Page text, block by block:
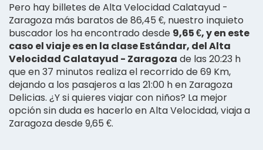
Pero hay billetes de Alta Velocidad Calatayud -
Zaragoza más baratos de 86,45 €, nuestro inquieto
buscador los ha encontrado desde 9,65 €, y en este
caso el viaje es en la clase Estándar, del Alta
Velocidad Calatayud - Zaragoza de las 20:23 h
que en 37 minutos realiza el recorrido de 69 Km,
dejando a los pasajeros a las 21:00 h en Zaragoza
Delicias. ¿Y si quieres viajar con niños? La mejor
opción sin duda es hacerlo en Alta Velocidad, viaja a
Zaragoza desde 9,65 €.